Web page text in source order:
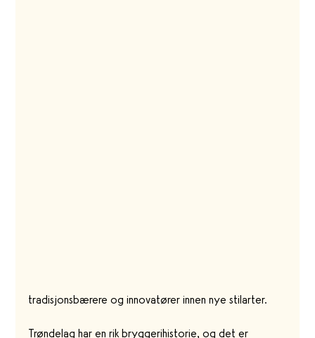
tradisjonsbærere og innovatører innen nye stilarter.
Trøndelag har en rik bryggerihistorie, og det er